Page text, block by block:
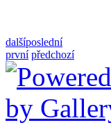
dalšíposlední
první předchozí